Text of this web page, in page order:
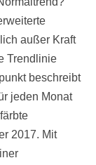
außer Kraft
Trendlinie
beschreibt
jeden Monat
2017. Mit